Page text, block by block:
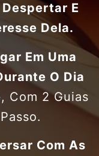
Despertar E
Dela.
Em Uma
O Dia
, Com 2 Guias
Com As